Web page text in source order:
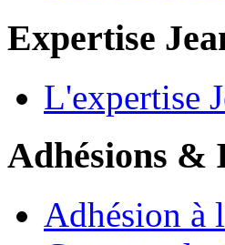
Expertise
L'expertise
Adhésions &
Adhésion à